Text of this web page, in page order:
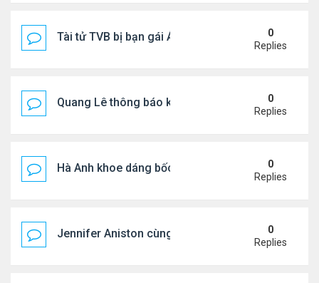
Tài tử TVB bị bạn gái Á hậu phản bội giờ ra sao?
0
Replies
Quang Lê thông báo khẩn cấp
0
Replies
Hà Anh khoe dáng bốc lửa của ở Maldives
0
Replies
Jennifer Aniston cùng bạn trai nghỉ dưỡng trên du
0
Replies